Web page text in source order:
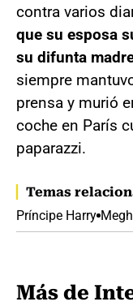
contra varios
que su esposa
su difunta
siempre
prensa y murió
coche en París
paparazzi.
Temas
Príncipe Harry
Más de